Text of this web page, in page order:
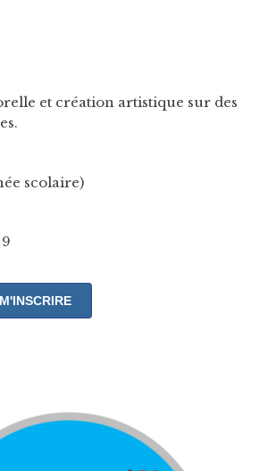
et création artistique sur des
scolaire)
M'INSCRIRE